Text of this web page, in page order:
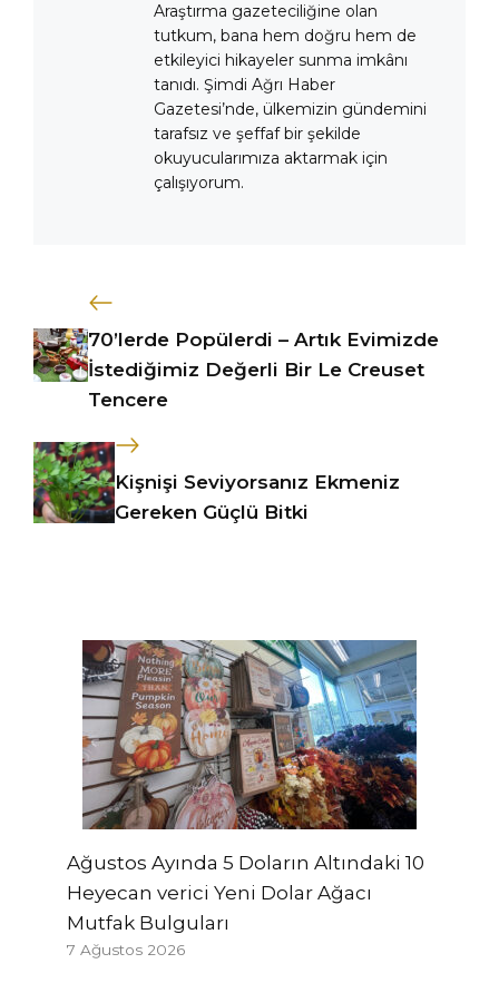
Araştırma gazeteciliğine olan
tutkum, bana hem doğru hem de
etkileyici hikayeler sunma imkânı
tanıdı. Şimdi Ağrı Haber
Gazetesi’nde, ülkemizin gündemini
tarafsız ve şeffaf bir şekilde
okuyucularımıza aktarmak için
çalışıyorum.
70’lerde Popülerdi – Artık Evimizde
İstediğimiz Değerli Bir Le Creuset
Tencere
Kişnişi Seviyorsanız Ekmeniz
Gereken Güçlü Bitki
Ağustos Ayında 5 Doların Altındaki 10
Heyecan verici Yeni Dolar Ağacı
Mutfak Bulguları
7 Ağustos 2026